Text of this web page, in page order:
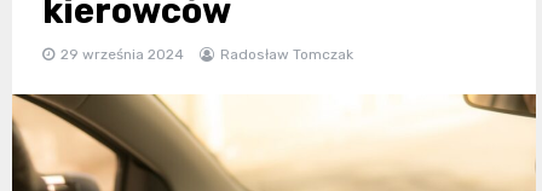
kierowców
29 września 2024 Radosław Tomczak